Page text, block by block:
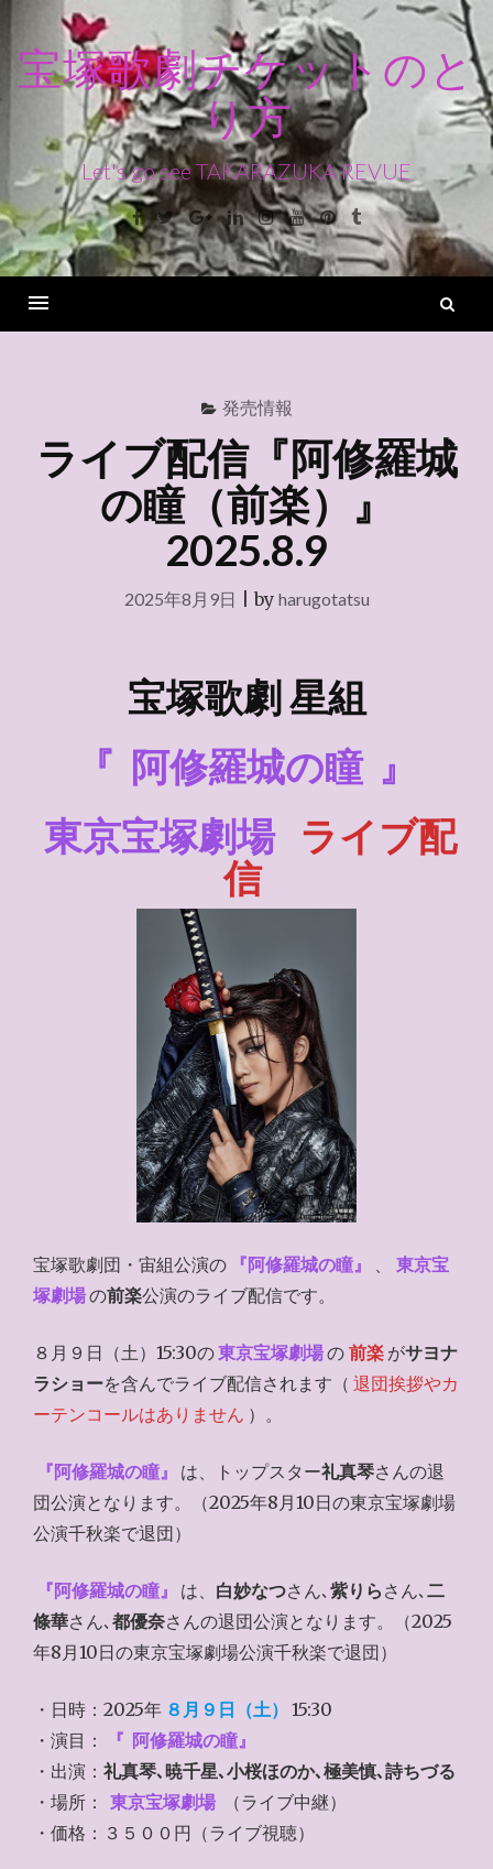
ン
ス
キ
ッ
宝塚歌劇チケットのと
り方
Let's go see TAKARAZUKA REVUE
Facebook
TwitterGoogle+LinkedinInstagram
YoutubePinterest
Tumblr
発売情報
ライブ配信『阿修羅城
の瞳（前楽）』
2025.8.9
2025年8月9日 |by harugotatsu
宝塚歌劇 星組
『 阿修羅城の瞳 』
東京宝塚劇場 ライブ配
信
宝塚歌劇団・宙組公演の 『阿修羅城の瞳』 、
東京宝
塚劇場の前楽公演のライブ配信です。
８月９日（土）15:30の東京宝塚劇場の 前楽 がサヨナ
ラショーを含んでライブ配信されます（ 退団挨拶やカ
ーテンコールはありません ）。
『阿修羅城の瞳』 は、トップスター礼真琴さんの退
団公演となります。（2025年8月10日の東京宝塚劇場
公演千秋楽で退団）
『阿修羅城の瞳』 は、 白妙なつさん､紫りら さん､二
條華さん､ 都優奈さんの退団公演となります。（2025
年8月10日の東京宝塚劇場公演千秋楽で退団）
・日時：2025年 ８月９日（土）
15:30
・演目：
『 阿修羅城の瞳』
・出演： 礼真琴､暁千星､小桜ほのか､極美慎､詩ちづる
・場所：
東京宝塚劇場
（ライブ中継）
・価格：３５００円（ライブ視聴）